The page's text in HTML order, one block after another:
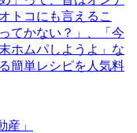
トコにも言えるこ
てかない？」、「今
ホムパしようよ」な
簡単レシピを人気料
」